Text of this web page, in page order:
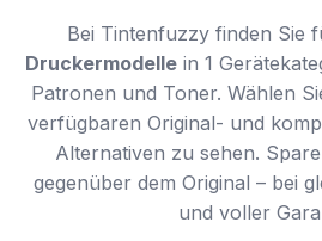
Bei Tintenfuzzy finden Sie
Druckermodelle in 1
Patronen und Toner. Wählen
verfügbaren Original- und
Alternativen zu sehen.
gegenüber dem Original – bei
und voller